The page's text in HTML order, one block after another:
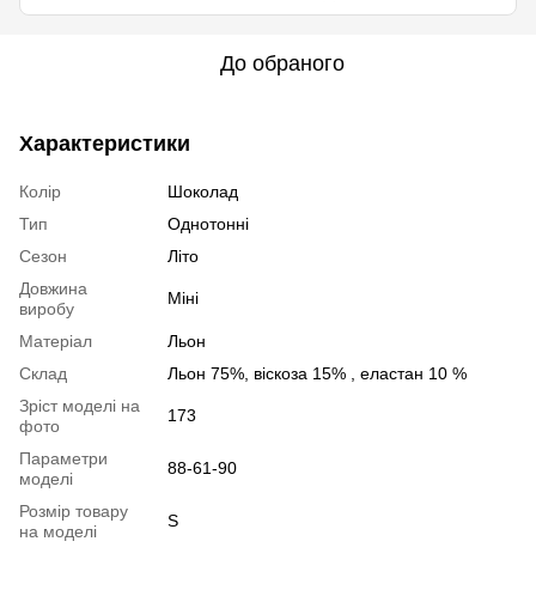
До обраного
Характеристики
Колір
Шоколад
Тип
Однотонні
Сезон
Літо
Довжина
виробу
Міні
Матеріал
Льон
Склад
Льон 75%, віскоза 15% , еластан 10 %
Зріст моделі на
фото
173
Параметри
моделі
88-61-90
Розмір товару
на моделі
S